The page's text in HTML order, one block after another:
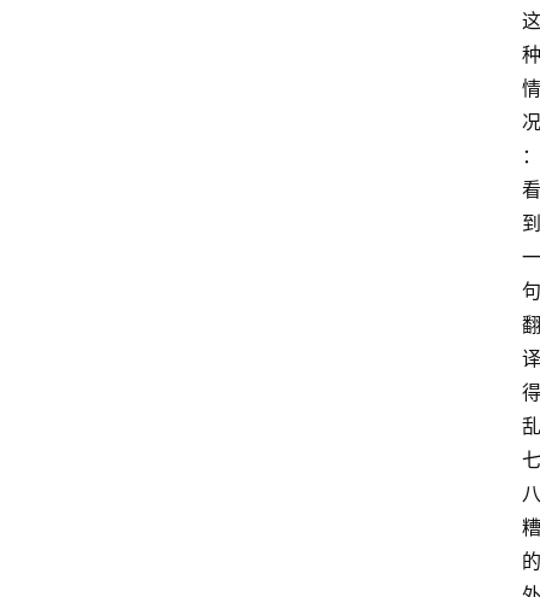
这
种
情
况
：
看
到
一
句
翻
译
得
乱
七
八
糟
的